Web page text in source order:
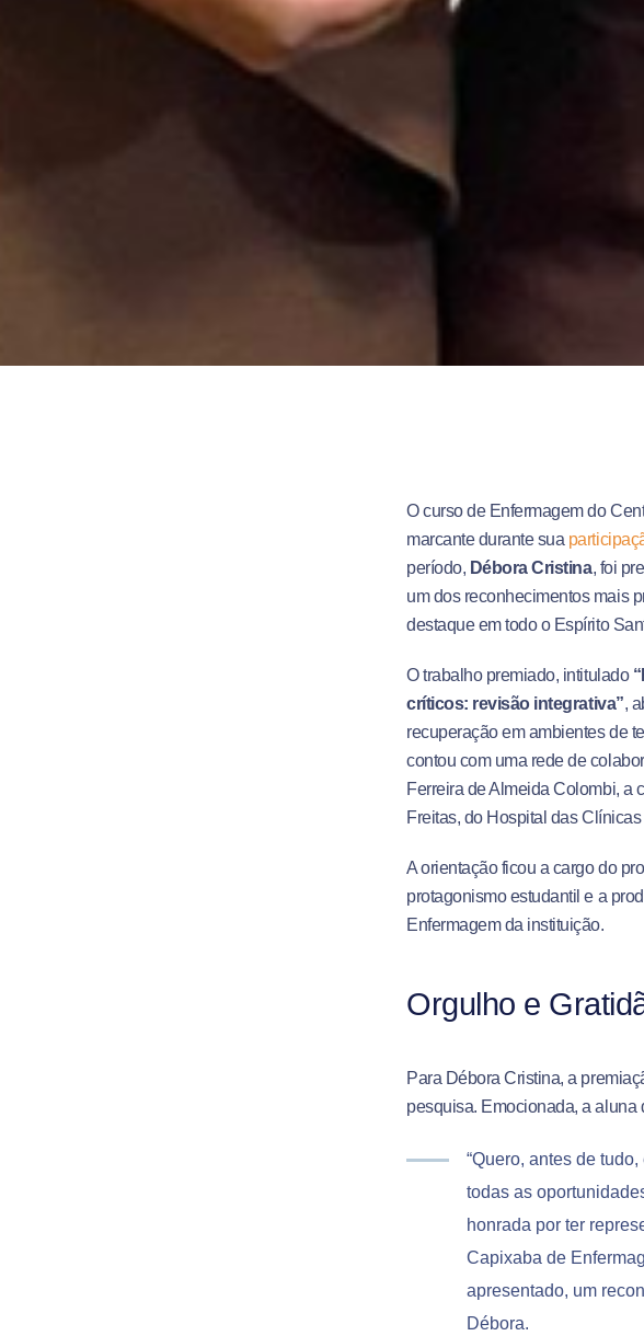
O curso de Enfermagem do
marcante durante sua
período, Débora Cristina, foi
um dos reconhecimentos mais
destaque em todo o Espírito
O trabalho premiado, intitulado
críticos: revisão integrativa”,
recuperação em ambientes de
contou com uma rede de
Ferreira de Almeida Colombi, a
Freitas, do Hospital das Clínicas
A orientação ficou a cargo do
protagonismo estudantil e a
Enfermagem da instituição.
Orgulho e
Para Débora Cristina, a
pesquisa. Emocionada, a aluna
“Quero, antes de
todas as
honrada por ter
Capixaba de
apresentado, um
Débora.